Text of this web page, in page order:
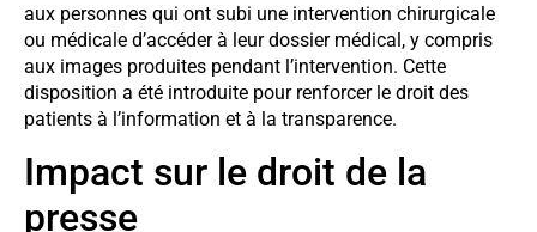
aux personnes qui ont subi une intervention chirurgicale
ou médicale d’accéder à leur dossier médical, y compris
aux images produites pendant l’intervention. Cette
disposition a été introduite pour renforcer le droit des
patients à l’information et à la transparence.
Impact sur le droit de la
presse